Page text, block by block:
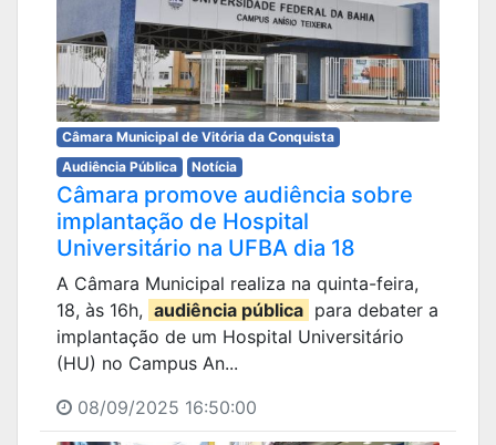
Câmara Municipal de Vitória da Conquista
Audiência Pública
Notícia
Câmara promove audiência sobre
implantação de Hospital
Universitário na UFBA dia 18
A Câmara Municipal realiza na quinta-feira,
18, às 16h, audiência pública para debater a
implantação de um Hospital Universitário
(HU) no Campus An...
08/09/2025 16:50:00